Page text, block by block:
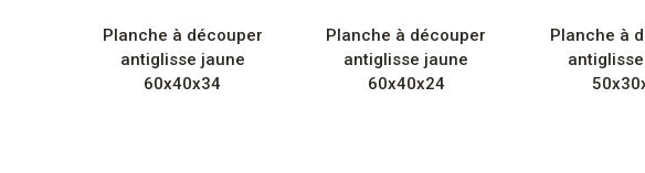
Planche à découper
antiglisse jaune
60x40x34
Planche à découper
antiglisse jaune
60x40x24
Planche à